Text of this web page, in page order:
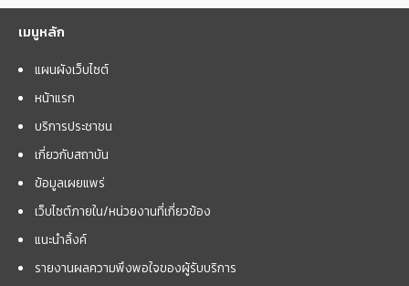
เมนูหลัก
แผนผังเว็บไซต์
หน้าแรก
บริการประชาชน
เกี่ยวกับสถาบัน
ข้อมูลเผยแพร่
เว็บไซต์ภายใน/หน่วยงานที่เกี่ยวข้อง
แนะนำลิ้งค์
รายงานผลความพึงพอใจของผู้รับบริการ